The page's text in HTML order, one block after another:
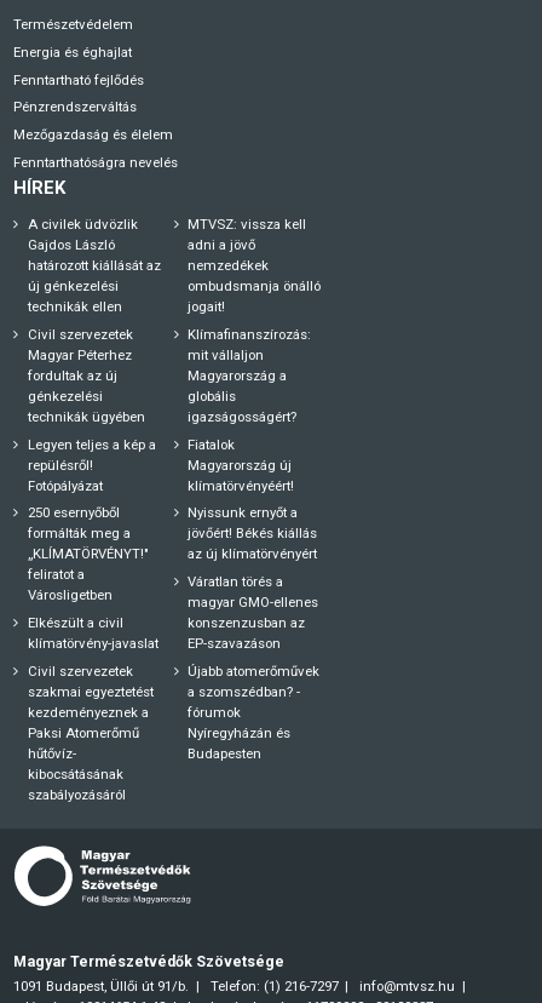
Természetvédelem
Energia és éghajlat
Fenntartható fejlődés
Pénzrendszerváltás
Mezőgazdaság és élelem
Fenntarthatóságra nevelés
HÍREK
A civilek üdvözlik
Gajdos László
határozott kiállását az
új génkezelési
technikák ellen
Civil szervezetek
Magyar Péterhez
fordultak az új
génkezelési
technikák ügyében
Legyen teljes a kép a
repülésről!
Fotópályázat
250 esernyőből
formálták meg a
„KLÍMATÖRVÉNYT!"
feliratot a
Városligetben
Elkészült a civil
klímatörvény-javaslat
Civil szervezetek
szakmai egyeztetést
kezdeményeznek a
Paksi Atomerőmű
hűtővíz-
kibocsátásának
szabályozásáról
MTVSZ: vissza kell
adni a jövő
nemzedékek
ombudsmanja önálló
jogait!
Klímafinanszírozás:
mit vállaljon
Magyarország a
globális
igazságosságért?
Fiatalok
Magyarország új
klímatörvényéért!
Nyissunk ernyőt a
jövőért! Békés kiállás
az új klímatörvényért
Váratlan törés a
magyar GMO-ellenes
konszenzusban az
EP-szavazáson
Újabb atomerőművek
a szomszédban? -
fórumok
Nyíregyházán és
Budapesten
Magyar Természetvédők Szövetsége
1091 Budapest, Üllői út 91/b.
Telefon: (1) 216-7297
info@mtvsz.hu